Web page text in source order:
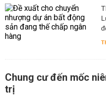
Chung cư đến mốc
trị